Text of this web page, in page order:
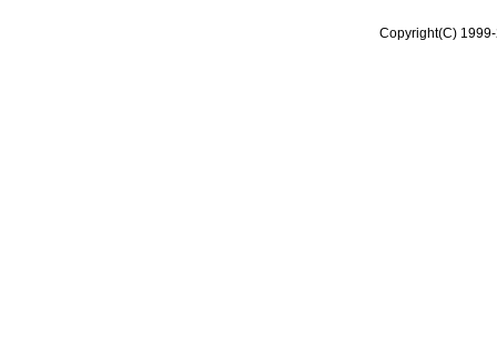
Copyright(C)